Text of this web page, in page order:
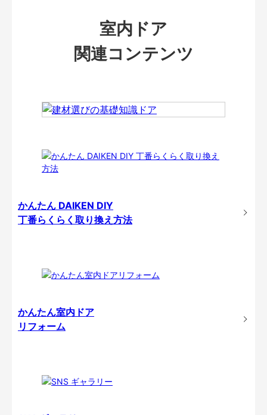
室内ドア
関連コンテンツ
かんたん DAIKEN DIY
丁番らくらく取り換え方法
かんたん室内ドア
リフォーム